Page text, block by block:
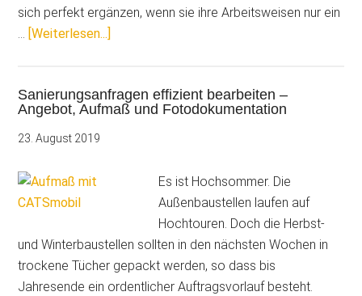
sich perfekt ergänzen, wenn sie ihre Arbeitsweisen nur ein
… [Weiterlesen...]
Mehr
Effizienz
Baustelle
Sanierungsanfragen effizient bearbeiten –
Angebot, Aufmaß und Fotodokumentation
23. August 2019
Es ist Hochsommer. Die
Außenbaustellen laufen auf
Hochtouren. Doch die Herbst-
und Winterbaustellen sollten in den nächsten Wochen in
trockene Tücher gepackt werden, so dass bis
Jahresende ein ordentlicher Auftragsvorlauf besteht.